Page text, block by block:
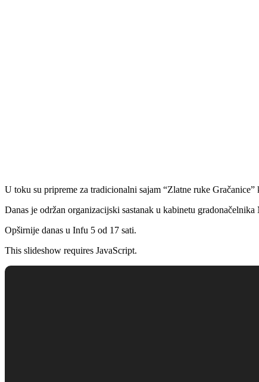
U toku su pripreme za tradicionalni sajam “Zlatne ruke
Danas je održan organizacijski sastanak u kabinetu
Opširnije danas u Infu 5 od 17 sati.
This slideshow requires JavaScript.